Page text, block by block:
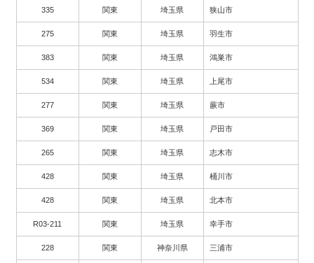
335 関東 埼玉県 狭山市
275 関東 埼玉県 羽生市
383 関東 埼玉県 鴻巣市
534 関東 埼玉県 上尾市
277 関東 埼玉県 蕨市
369 関東 埼玉県 戸田市
265 関東 埼玉県 志木市
428 関東 埼玉県 桶川市
428 関東 埼玉県 北本市
R03-211 関東 埼玉県 幸手市
228 関東 神奈川県 三浦市